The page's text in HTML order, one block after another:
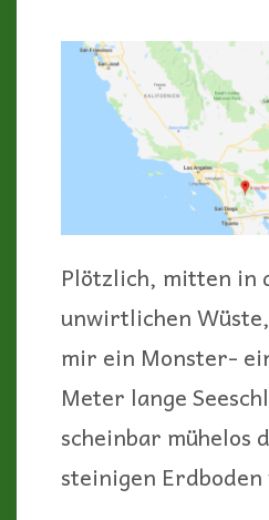
Plötzlich, mitten in
unwirtlichen
mir ein Monster-
Meter lange
scheinbar mühelos
steinigen